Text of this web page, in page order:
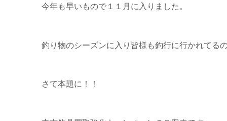
今年も早いもので１１月に入りました。
釣り物のシーズンに入り皆様も釣行に行かれてる
さて本題に！！